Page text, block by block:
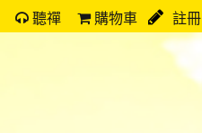
聽禪 購物車 註冊